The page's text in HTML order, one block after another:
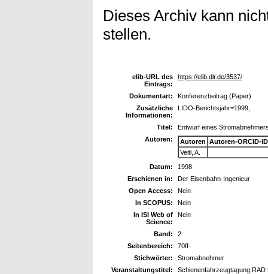
Dieses Archiv kann
stellen.
elib-URL des
Eintrags:
https://elib.dlr.de/3537/
Dokumentart:
Konferenzbeitrag (Paper)
Zusätzliche
Informationen:
LIDO-Berichtsjahr=1999,
Titel:
Entwurf eines
Autoren:
Autoren Autoren-ORCID-iD
Veitl, A.
Datum:
1998
Erschienen in:
Der Eisenbahn-Ingenieur
Open Access:
Nein
In SCOPUS:
Nein
In ISI Web of
Science:
Nein
Band:
2
Seitenbereich:
70ff-
Stichwörter:
Stromabnehmer
Veranstaltungstitel:
Schienenfahrzeugtagung RAD